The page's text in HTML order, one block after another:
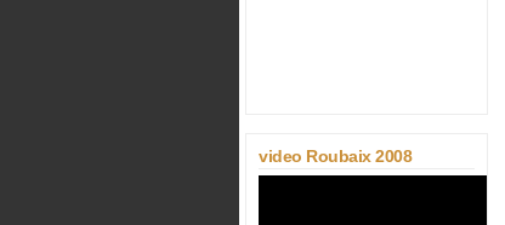
video Roubaix 2008